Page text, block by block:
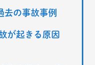
去の事故事例
が起きる原因